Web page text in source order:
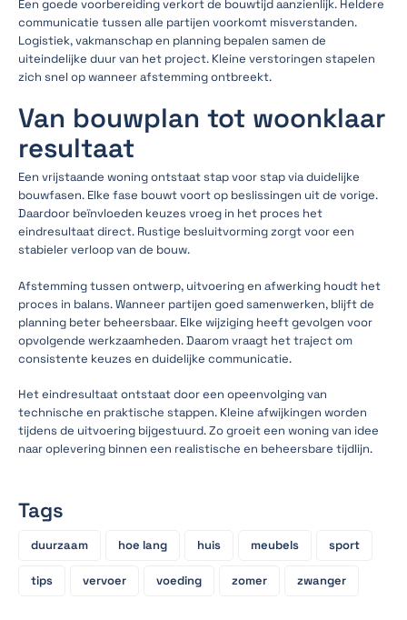
Een goede voorbereiding verkort de bouwtijd aanzienlijk. Heldere
communicatie tussen alle partijen voorkomt misverstanden.
Logistiek, vakmanschap en planning bepalen samen de
uiteindelijke duur van het project. Kleine verstoringen stapelen
zich snel op wanneer afstemming ontbreekt.
Van bouwplan tot woonklaar
resultaat
Een vrijstaande woning ontstaat stap voor stap via duidelijke
bouwfasen. Elke fase bouwt voort op beslissingen uit de vorige.
Daardoor beïnvloeden keuzes vroeg in het proces het
eindresultaat direct. Rustige besluitvorming zorgt voor een
stabieler verloop van de bouw.
Afstemming tussen ontwerp, uitvoering en afwerking houdt het
proces in balans. Wanneer partijen goed samenwerken, blijft de
planning beter beheersbaar. Elke wijziging heeft gevolgen voor
opvolgende werkzaamheden. Daarom vraagt het traject om
consistente keuzes en duidelijke communicatie.
Het eindresultaat ontstaat door een opeenvolging van
technische en praktische stappen. Kleine afwijkingen worden
tijdens de uitvoering bijgestuurd. Zo groeit een woning van idee
naar oplevering binnen een realistische en beheersbare tijdlijn.
Tags
duurzaam hoe lang huis meubels sport
tips vervoer voeding zomer zwanger